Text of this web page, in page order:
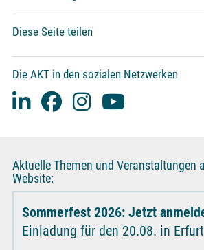
Diese Seite teilen
Die AKT in den sozialen Netzwerken
Aktuelle Themen und Veranstaltungen
Website:
Sommerfest 2026: Jetzt
Einladung für den 20.08. in Erfurt